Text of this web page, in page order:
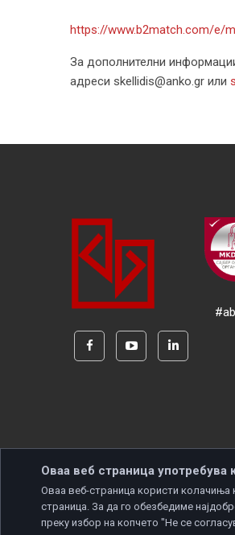
https://www.b2match.com/e/
За дополнителни
адреси skellidis@anko.gr или
Copyright © 2026 Developed
Оваа веб страница употребува
Оваа веб-страница користи колачиња
страница. За да го обезбедиме
преку избор на копчето "Не се